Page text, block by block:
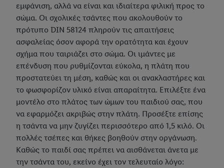
εμφάνιση, αλλά να είναι και ιδιαίτερα φιλική προς το
σώμα. Οι σχολικές τσάντες που ακολουθούν το
πρότυπο DIN 58124 πληρούν τις απαιτήσεις
ασφαλείας όσον αφορά την ορατότητα και έχουν
σχήμα που ταιριάζει στο σώμα. Οι ιμάντες με
επένδυση που ρυθμίζονται εύκολα, η πλάτη που
προστατεύει τη μέση, καθώς και οι ανακλαστήρες και
το φωσφορίζον υλικό είναι απαραίτητα. Επιλέξτε ένα
μοντέλο στο πλάτος των ώμων του παιδιού σας, που
να εφαρμόζει ακριβώς στην πλάτη. Προσέξτε επίσης
η τσάντα να μην ζυγίζει περισσότερο από 1,5 κιλό. Οι
πολλές τσέπες και θήκες βοηθούν στην οργάνωση.
Καθώς το παιδί σας πρέπει να αισθάνεται άνετα με
την τσάντα του, εκείνο έχει τον τελευταίο λόγο: